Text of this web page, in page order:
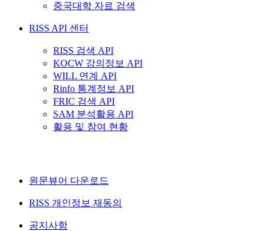
중국대학 자료 검색
RISS API 센터
RISS 검색 API
KOCW 강의정보 API
WILL 연계 API
Rinfo 통계정보 API
FRIC 검색 API
SAM 분석활용 API
활용 및 참여 현황
원문뷰어 다운로드
RISS 개인정보 재동의
공지사항